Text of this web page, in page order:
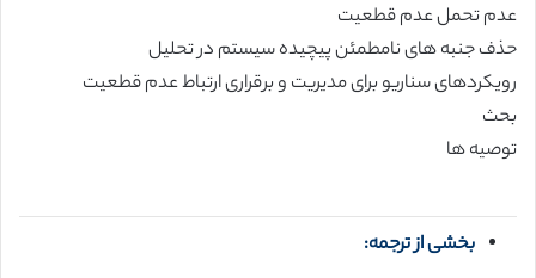
عدم تحمل عدم قطعیت
حذف جنبه های نامطمئن پیچیده سیستم در تحلیل
رویکردهای سناریو برای مدیریت و برقراری ارتباط عدم قطعیت
بحث
توصیه ها
بخشی از ترجمه: